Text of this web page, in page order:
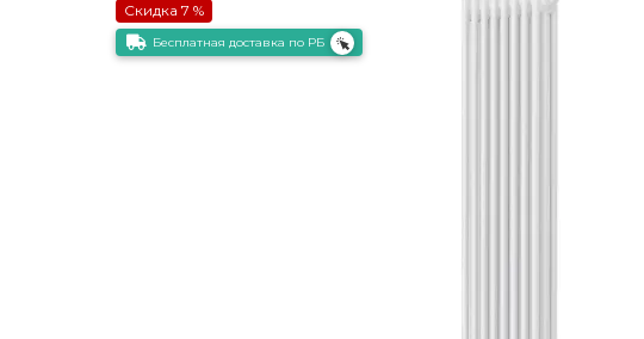
Скидка 7 %
Бесплатная доставка по РБ